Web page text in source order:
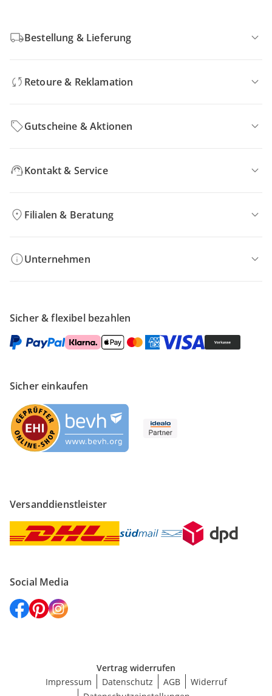
Bestellung & Lieferung
Retoure & Reklamation
Gutscheine & Aktionen
Kontakt & Service
Filialen & Beratung
Unternehmen
Sicher & flexibel bezahlen
Sicher einkaufen
Versanddienstleister
Social Media
Vertrag widerrufen
Impressum
Datenschutz AGB
Widerruf